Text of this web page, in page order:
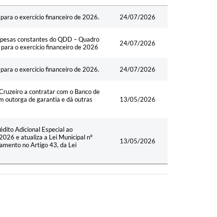
o exercício financeiro de 2026.
24/07/2026
constantes do QDD – Quadro
o exercício financeiro de 2026
24/07/2026
o exercício financeiro de 2026. 24/07/2026
a contratar com o Banco de
outorga de garantia e dá outras
13/05/2026
Adicional Especial ao
e atualiza a Lei Municipal nº
no Artigo 43, da Lei
13/05/2026